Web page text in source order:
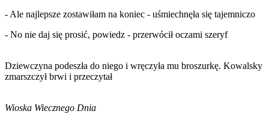
- Ale najlepsze zostawiłam na koniec - uśmiechnęła się tajemniczo
- No nie daj się prosić, powiedz - przerwócił oczami szeryf
Dziewczyna podeszła do niego i wręczyła mu broszurkę. Kowalsky
zmarszczył brwi i przeczytał
Wioska Wiecznego Dnia